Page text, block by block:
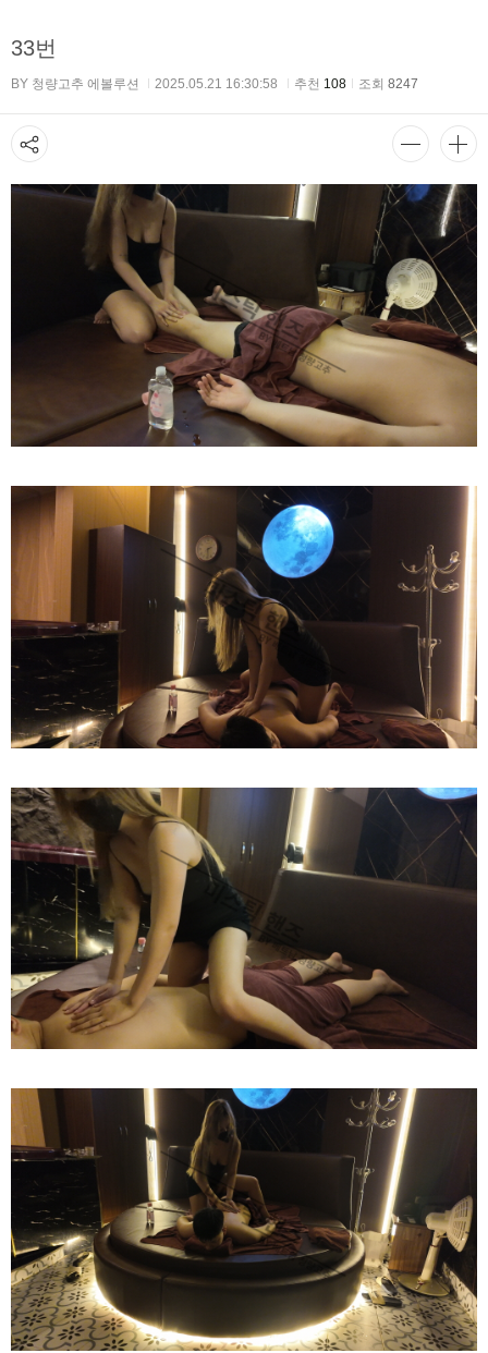
33번
BY 청량고추 에볼루션 2025.05.21 16:30:58 추천 108 조회 8247